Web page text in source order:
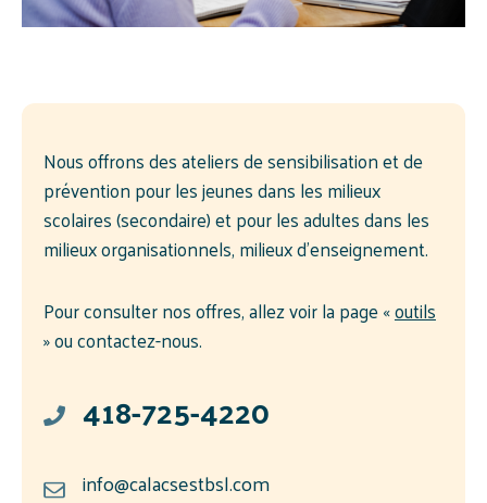
Nous offrons des ateliers de sensibilisation et de
prévention pour les jeunes dans les milieux
scolaires (secondaire) et pour les adultes dans les
milieux organisationnels, milieux d’enseignement.
Pour consulter nos offres, allez voir la page «outils
» ou contactez-nous.
418-725-4220
info@calacsestbsl.com